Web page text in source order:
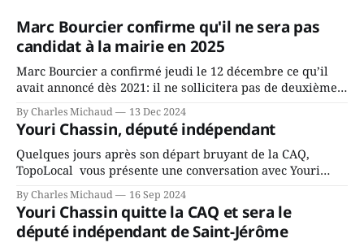
Marc Bourcier confirme qu'il ne sera pas
candidat à la mairie en 2025
Marc Bourcier a confirmé jeudi le 12 décembre ce qu’il
avait annoncé dès 2021: il ne sollicitera pas de deuxième
mandat à titre de maire de Saint-Jérôme. Bourcier en a
fait l’annonce en s’adressant aux employés de la ville,
rassemblés en soirée pour leur traditionnel souper
By Charles Michaud 13 Dec 2024
Youri Chassin, député indépendant
Quelques jours après son départ bruyant de la CAQ,
TopoLocal vous présente une conversation avec Youri
Chassin. Nous avons causé de sa décision. Y songeait-il
depuis longtemps? Sera-t-il candidat indépendant dans 2
ans? Joindrait-il un autre parti, par exemple les
conservateurs d’Éric Duhaime? Que lui
By Charles Michaud 16 Sep 2024
Youri Chassin quitte la CAQ et sera le
député indépendant de Saint-Jérôme